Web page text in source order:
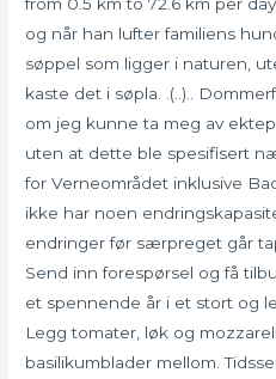
og når han lufter familiens
søppel som ligger i naturen,
kaste det i søpla. .(..)..
om jeg kunne ta meg av
uten at dette ble spesifisert
for Verneområdet inklusive
ikke har noen
endringer før særpreget går
Send inn forespørsel og få
et spennende år i et stort og
Legg tomater, løk og
basilikumblader mellom.